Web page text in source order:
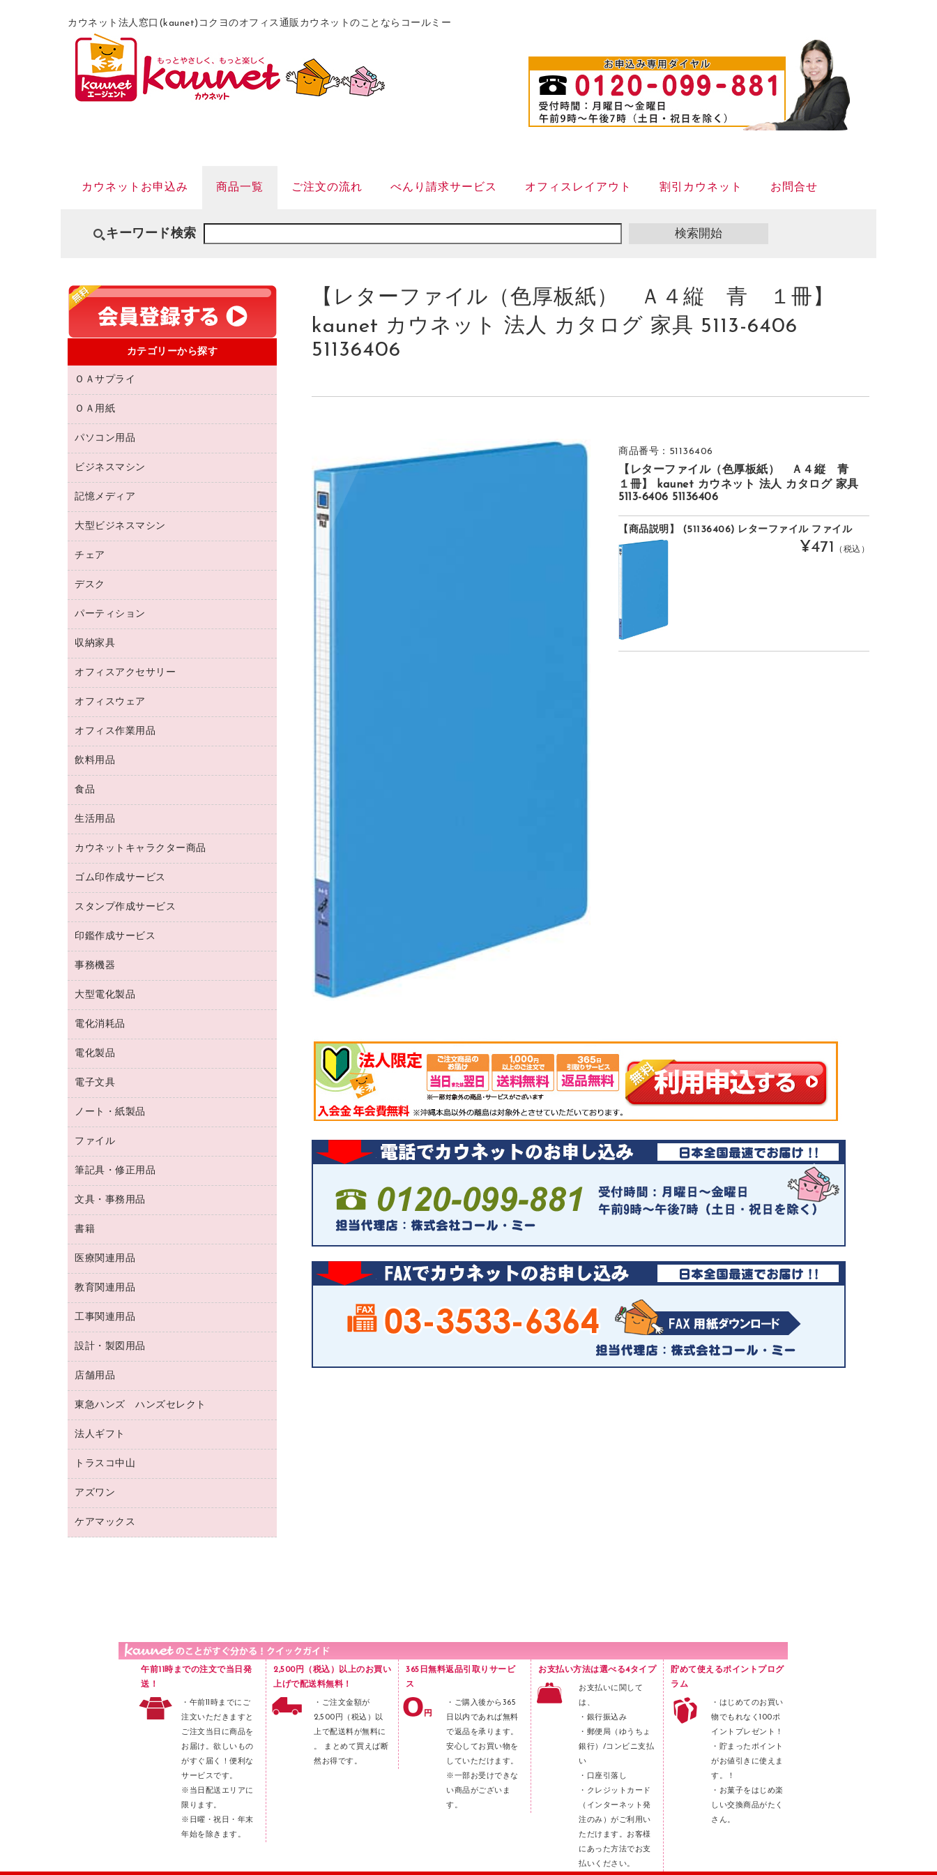
カウネット法人窓口(kaunet)コクヨのオフィス通販カウネットのことならコールミー
カウネットお申込み 商品一覧 ご注文の流れ べんり請求サービス オフィスレイアウト 割引カウネット お問合せ
キーワード検索
【レターファイル（色厚板紙） Ａ４縦 青 １冊】
kaunet カウネット 法人 カタログ 家具 5113-6406
51136406
商品番号：51136406
【レターファイル（色厚板紙） Ａ４縦 青
１冊】 kaunet カウネット 法人 カタログ 家具
5113-6406 51136406
【商品説明】 (51136406) レターファイル ファイル
¥471 （税込）
カテゴリーから探す
ＯＡサプライ
互換インクカートリッジ
リサイクルトナー（プール方式）
リサイクルインクカートリッジ
プリンタ用リボン
トナーカートリッジ
コピートナー
インクカートリッジ
ＯＡ用紙
名刺用紙
ワープロ用紙
ラベル用紙
プロッター用紙
ハガキ用紙
その他コピー用紙・プリンタ用紙
コピー用紙
パソコン用品
パソコン周辺機器
マウスパッド
マウス
パソコンバッグ／収納用品
ネットワーク／ＬＡＮ機器
ネットワーク／ＬＡＮアクセサリー
セキュリティ用品
ＵＳＢハブ／ＵＳＢアクセサリー
ＯＡフィルター
ＯＡクリーナー／エアダスター
ＨＤＤ／ＳＳＤ
ディスプレイモニター
ビジネスマシン
電話機
レーザープリンタ／複合機
メモリーカード
プロジェクタ
ファクシミリ
デジタルカメラ
スキャナー
コピー機
記憶メディア
ブルーレイディスク
ＣＤ－ＲＷ
ＣＤ－Ｒ
メディア収納用品
大型ビジネスマシン
プリンタ
チェア
応接イス・ベンチ
オフィスチェア
デスク
ミーティングテーブル
デスク
カウンター
パーティション
ホワイトボード・黒板
収納家具
保管庫・書庫
ロッカー・下駄箱
その他収納
オフィスアクセサリー
オフィスアクセサリー
オフィスウェア
医療・介護・ワーキングウェア
ブラウス・シャツ
アウター
オフィス作業用品
養生用品
防災用備蓄食品・飲料
台車・脚立
倉庫収納用品
作業用雑貨
梱包用品
梱包用テープ
園芸用品
ペット用品
飲料用品
緑茶飲料
茶葉・インスタント
紅茶・バラエティ飲料
レギュラーコーヒー
ミルク・シュガー
ソフトドリンク
コーヒーメーカー・備品
インスタントコーヒー
食品
食品
生活用品
浴室用品
台所用洗剤
掃除用品
掃除用洗剤
洗濯用品
消臭・芳香剤
殺虫剤
飲食用消耗品
ハンドソープ・石鹸
トイレ用品
トイレ用洗剤
ティッシュペーパー
ダストボックス
タオル・アメニティ用品
スリッパ・サンダル・シューズ
スポーツ・レジャー用品
ゴミ袋
キッチン用品
食品添加物製品
カウネットキャラクター商品
カウネットキャラクター商品
ゴム印作成サービス
ゴム印作成サービス
ゴム印（一行印）作成サービス
ゴム印（フリーサイズ印）作成サービス
スタンプ作成サービス
シヤチハタスタンプ作成サービス
カウネットスタンプ作成サービス
印鑑作成サービス
印鑑作成サービス
事務機器
大型シュレッダー（共配）
レーザーポインター
ラミネートフィルム
ラミネータ
タイムレコーダー
シュレッダ
ＯＨＰ用品
大型電化製品
冷蔵庫・キッチン・調理家電
テレビ・ＡＶ機器
電化消耗品
電球・蛍光灯
乾電池・充電池
フィルム・カメラ用品
デスクライト
アルバム
電化製品
掃除機・クリーナー
空調・季節家電
その他電化製品
キッチン・調理家電
ＯＡタップ／延長コード
電子文具
電卓
ラベルテープ
その他電子文具
ノート・紙製品
封筒
伝票
典礼用品
帳簿
額縁
各種用紙
ルーズリーフ
ファイル
名刺整理用品
板目表紙・綴込表紙
背幅が伸びるファイル
統一伝票用ファイル
収納保存用品
レターファイル
リングファイル
プレゼン用ファイル
ファイルボックス
パイプ式ファイル
その他ファイル
クリヤーホルダー
クリヤーブック（差替式）
クリヤーブック（固定式）
２穴リフィル・２穴インデックス
筆記具・修正用品
万年筆
消しゴム
修正液・修正ペン
修正テープ
鉛筆
マーキングペン（油性）
マーキングペン（水性）
ボールペン（油性）
ボールペン（ゲルインク）
シャープペンシル用替芯
文具・事務用品
輪ゴム
両面テープ
名札
保管・整理用品
壁面／足元収納
備品／小物ケース
透明テープ 事務用
電話台
針なしステープラー
紙めくり
裁断機
レターケース
ラベル類
メンディングテープ
メッシュケース／ペンケース
ブックエンド／ブックスタンド
書籍
パソコンソフト
医療関連用品
保健用品
使い捨て手袋
感染症対策用品
介護用品
医療関連用品
品）
教育関連用品
教育関連用品
工事関連用品
工事関連用品
設計・製図用品
設計・製図用品
店舗用品
店舗運営用品
陳列什器
紙手提げ袋
レジ・ポリ袋
ディスプレイ用品
カウンター／お会計用品
東急ハンズ ハンズセレクト
東急ハンズ
法人ギフト
高島屋
高島屋（食品・飲料）
カウネットギフト（食品・飲料）
トラスコ中山
建築・作業用品
アズワン
医療・介護用品（食品・飲料・食添製
品）
ケアマックス
午前11時までの注文で当日発
送！
・午前11時までにご
注文いただきますと
ご注文当日に商品を
お届け。欲しいもの
がすぐ届く！便利な
サービスです。
※当日配送エリアに
限ります。
※日曜・祝日・年末
年始を除きます。
2,500円（税込）以上のお買い
上げで配送料無料！
・ご注文金額が
2,500円（税込）以
上で配送料が無料に
。 まとめて買えば断
然お得です。
365日無料返品引取りサービ
ス
・ご購入後から365
日以内であれば無料
で返品を承ります。
安心してお買い物を
していただけます。
※一部お受けできな
い商品がございま
す。
お支払い方法は選べる4タイプ
お支払いに関して
は、
・銀行振込み
・郵便局（ゆうちょ
銀行）/コンビニ支払
い
・口座引落し
・クレジットカード
（インターネット発
注のみ）がご利用い
ただけます。お客様
にあった方法でお支
払いください。
貯めて使えるポイントプログ
ラム
・はじめてのお買い
物でもれなく100ポ
イントプレゼント！
・貯まったポイント
がお値引きに使えま
す。！
・お菓子をはじめ楽
しい交換商品がたく
さん。